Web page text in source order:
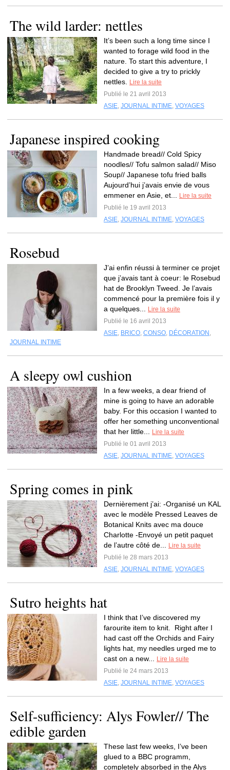
The wild larder: nettles
It’s been such a long time since I
wanted to forage wild food in the
nature. To start this adventure, I
decided to give a try to prickly
nettles.
Lire la suite
Publié le 21 avril 2013
ASIE, JOURNAL INTIME, VOYAGES
Japanese inspired cooking
Handmade bread// Cold Spicy
noodles// Tofu salmon salad// Miso
Soup// Japanese tofu fried balls
Aujourd’hui j’avais envie de vous
emmener en Asie, et...
Lire la suite
Publié le 19 avril 2013
ASIE, JOURNAL INTIME, VOYAGES
Rosebud
J’ai enfin réussi à terminer ce projet
que j’avais tant à coeur: le Rosebud
hat de Brooklyn Tweed. Je l’avais
commencé pour la première fois il y
a quelques...
Lire la suite
Publié le 16 avril 2013
ASIE, BRICO, CONSO, DÉCORATION ,
JOURNAL INTIME
A sleepy owl cushion
In a few weeks, a dear friend of
mine is going to have an adorable
baby. For this occasion I wanted to
offer her something unconventional
that her little...
Lire la suite
Publié le 01 avril 2013
ASIE, JOURNAL INTIME, VOYAGES
Spring comes in pink
Dernièrement j’ai: -Organisé un KAL
avec le modèle Pressed Leaves de
Botanical Knits avec ma douce
Charlotte -Envoyé un petit paquet
de l’autre côté de...
Lire la suite
Publié le 28 mars 2013
ASIE, JOURNAL INTIME, VOYAGES
Sutro heights hat
I think that I’ve discovered my
farourite item to knit. Right after I
had cast off the Orchids and Fairy
lights hat, my needles urged me to
cast on a new...
Lire la suite
Publié le 24 mars 2013
ASIE, JOURNAL INTIME, VOYAGES
Self-sufficiency: Alys Fowler// The
edible garden
These last few weeks, I’ve been
glued to a BBC programm,
completely absorbed in the Alys